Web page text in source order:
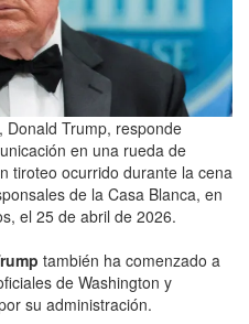
Donald Trump, responde
en una rueda de
tiroteo ocurrido durante la cena
de la Casa Blanca, en
el 25 de abril de 2026.
también ha comenzado a
de Washington y
su administración.